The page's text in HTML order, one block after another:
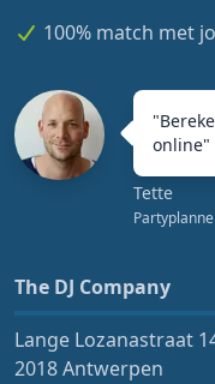
100% match met
"
online"
Tette
The DJ Company
Lange Lozanastraat
2018 Antwerpen